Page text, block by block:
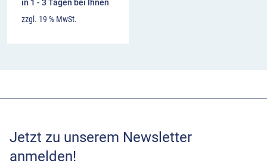
in 1 - 3 Tagen bei Ihnen
zzgl. 19 % MwSt.
Jetzt zu unserem Newsletter
anmelden!